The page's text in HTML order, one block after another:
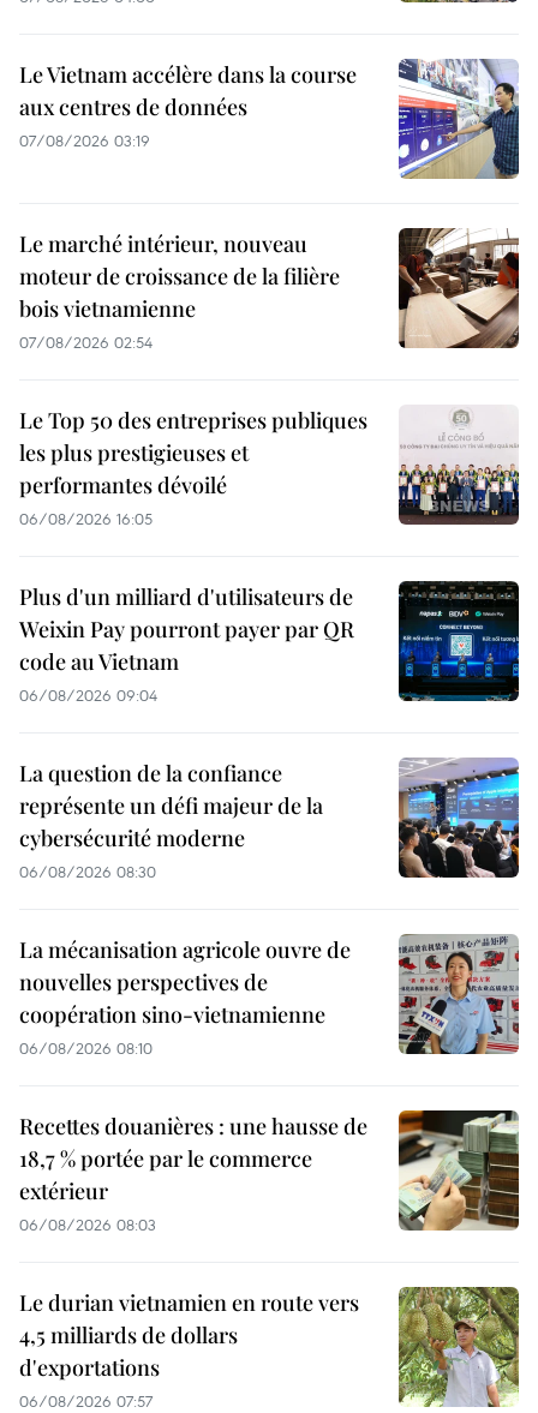
Le Vietnam accélère dans la course
aux centres de données
07/08/2026 03:19
Le marché intérieur, nouveau
moteur de croissance de la filière
bois vietnamienne
07/08/2026 02:54
Le Top 50 des entreprises publiques
les plus prestigieuses et
performantes dévoilé
06/08/2026 16:05
Plus d'un milliard d'utilisateurs de
Weixin Pay pourront payer par QR
code au Vietnam
06/08/2026 09:04
La question de la confiance
représente un défi majeur de la
cybersécurité moderne
06/08/2026 08:30
La mécanisation agricole ouvre de
nouvelles perspectives de
coopération sino-vietnamienne
06/08/2026 08:10
Recettes douanières : une hausse de
18,7 % portée par le commerce
extérieur
06/08/2026 08:03
Le durian vietnamien en route vers
4,5 milliards de dollars
d'exportations
06/08/2026 07:57